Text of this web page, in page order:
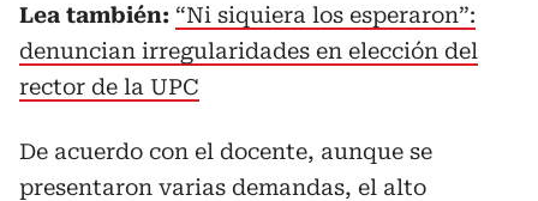
Lea también: “Ni siquiera los esperaron”:
denuncian irregularidades en elección del
rector de la UPC
De acuerdo con el docente, aunque se
presentaron varias demandas, el alto